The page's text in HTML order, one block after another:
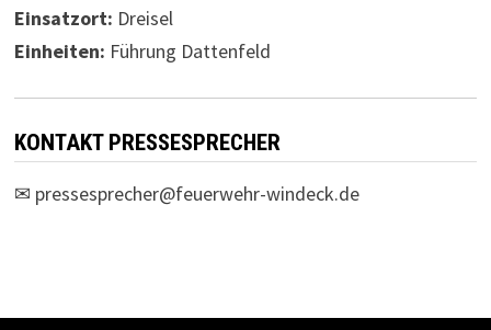
Einsatzort: Dreisel
Einheiten: Führung Dattenfeld
KONTAKT PRESSESPRECHER
✉ pressesprecher@feuerwehr-windeck.de